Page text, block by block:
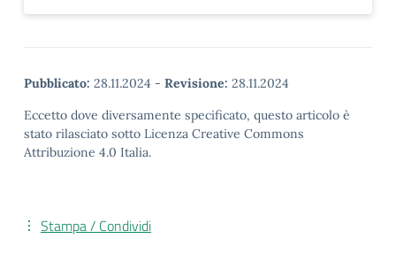
Pubblicato: 28.11.2024 - Revisione: 28.11.2024
Eccetto dove diversamente specificato, questo articolo è
stato rilasciato sotto Licenza Creative Commons
Attribuzione 4.0 Italia.
Stampa / Condividi